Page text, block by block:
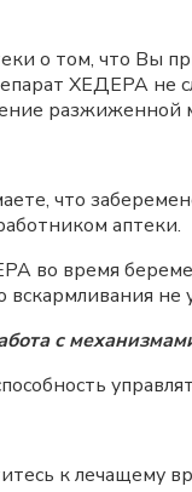
о том, что Вы
ХЕДЕРА не
разжиженной
что
аптеки.
во время
не
с
к лечащему